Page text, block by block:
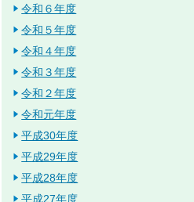
令和６年度
令和５年度
令和４年度
令和３年度
令和２年度
令和元年度
平成30年度
平成29年度
平成28年度
平成27年度